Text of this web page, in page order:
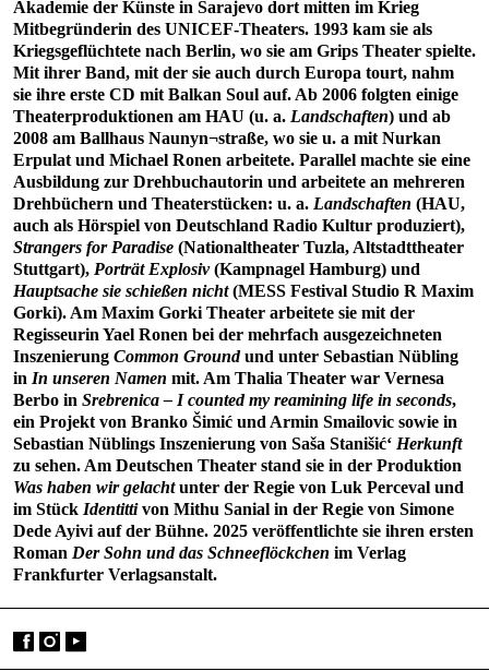
Akademie der Künste in Sarajevo dort mitten im Krieg
Mitbegründerin des UNICEF-Theaters. 1993 kam sie als
Kriegsgeflüchtete nach Berlin, wo sie am Grips Theater spielte.
Mit ihrer Band, mit der sie auch durch Europa tourt, nahm
sie ihre erste CD mit Balkan Soul auf. Ab 2006 folgten einige
Theaterproduktionen am HAU (u. a. Landschaften) und ab
2008 am Ballhaus Naunyn¬straße, wo sie u. a mit Nurkan
Erpulat und Michael Ronen arbeitete. Parallel machte sie eine
Ausbildung zur Drehbuchautorin und arbeitete an mehreren
Drehbüchern und Theaterstücken: u. a. Landschaften (HAU,
auch als Hörspiel von Deutschland Radio Kultur produziert),
Strangers for Paradise (Nationaltheater Tuzla, Altstadttheater
Stuttgart), Porträt Explosiv(Kampnagel Hamburg) und
Hauptsache sie schießen nicht(MESS Festival Studio R Maxim
Gorki). Am Maxim Gorki Theater arbeitete sie mit der
Regisseurin Yael Ronen bei der mehrfach ausgezeichneten
Inszenierung Common Groundund unter Sebastian Nübling
in In unseren Namen mit. Am Thalia Theater war Vernesa
Berbo in Srebrenica – I counted my reamining life in seconds,
ein Projekt von Branko Šimić und Armin Smailovic sowie in
Sebastian Nüblings Inszenierung von Saša Stanišić‘ Herkunft
zu sehen. Am Deutschen Theater stand sie in der Produktion
Was haben wir gelachtunter der Regie von Luk Perceval und
im Stück Identittivon Mithu Sanial in der Regie von Simone
Dede Ayivi auf der Bühne. 2025 veröffentlichte sie ihren ersten
Roman Der Sohn und das Schneeflöckchen im Verlag
Frankfurter Verlagsanstalt.